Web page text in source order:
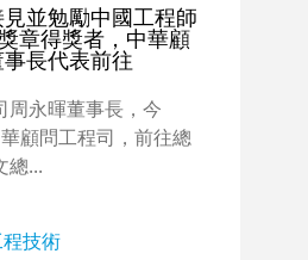
並勉勵中國工程師
章得獎者，中華顧
長代表前往
周永暉董事長，今
華顧問工程司，前往總
總...
技術